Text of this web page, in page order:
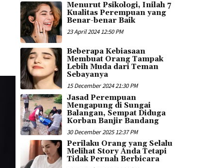
Menurut Psikologi, Inilah 7
Kualitas Perempuan yang
Benar-benar Baik
23 April 2024 12:50 PM
Beberapa Kebiasaan
Membuat Orang Tampak
Lebih Muda dari Teman
Sebayanya
15 December 2024 21:30 PM
Jasad Perempuan
Mengapung di Sungai
Balangan, Sempat Diduga
Korban Banjir Bandang
30 December 2025 12:37 PM
Perilaku Orang yang Selalu
Melihat Story Anda Tetapi
Tidak Pernah Berbicara